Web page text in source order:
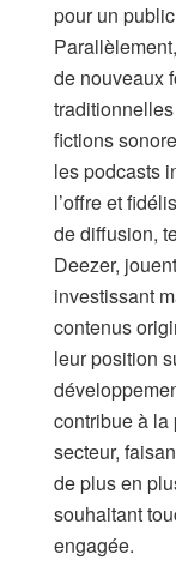
pour un
de nouveaux
fictions
les podcasts
l’offre et
de diffusion,
Deezer,
investissant
contenus
leur position
contribue à la
secteur,
de plus en
souhaitant
engagée.